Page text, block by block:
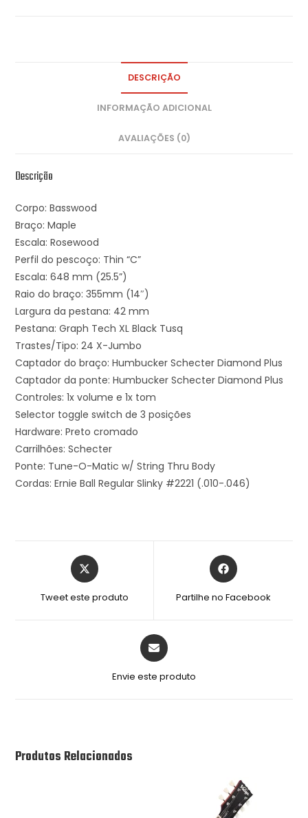
DESCRIÇÃO
INFORMAÇÃO ADICIONAL
AVALIAÇÕES (0)
Descrição
Corpo: Basswood
Braço: Maple
Escala: Rosewood
Perfil do pescoço: Thin “C”
Escala: 648 mm (25.5”)
Raio do braço: 355mm (14″)
Largura da pestana: 42 mm
Pestana: Graph Tech XL Black Tusq
Trastes/Tipo: 24 X-Jumbo
Captador do braço: Humbucker Schecter Diamond Plus
Captador da ponte: Humbucker Schecter Diamond Plus
Controles: 1x volume e 1x tom
Selector toggle switch de 3 posições
Hardware: Preto cromado
Carrilhões: Schecter
Ponte: Tune-O-Matic w/ String Thru Body
Cordas: Ernie Ball Regular Slinky #2221 (.010-.046)
Tweet este produto Partilhe no Facebook
Envie este produto
Produtos Relacionados